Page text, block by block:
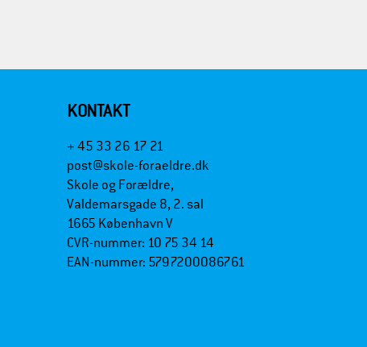
KONTAKT
+ 45 33 26 17 21
post@skole-foraeldre.dk
Skole og Forældre,
Valdemarsgade 8, 2. sal
1665 København V
CVR-nummer: 10 75 34 14
EAN-nummer: 5797200086761